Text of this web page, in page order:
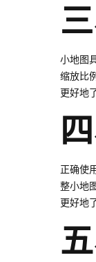
小地图
缩放比
更好地
正确使
整小地
更好地